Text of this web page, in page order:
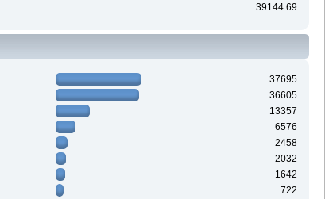
39144.69
37695
36605
13357
6576
2458
2032
1642
722